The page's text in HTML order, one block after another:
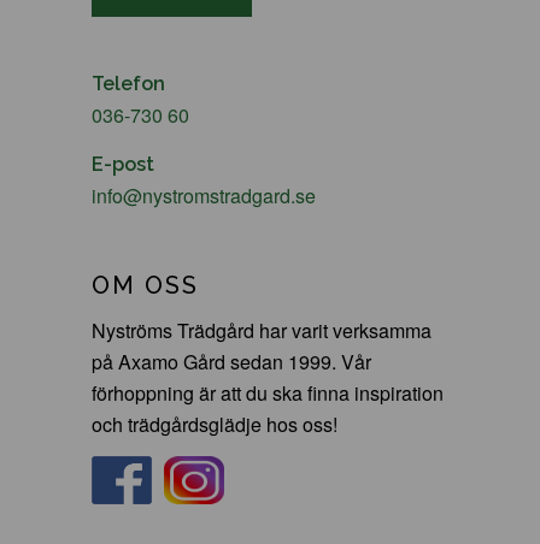
Telefon
036-730 60
E-post
info@nystromstradgard.se
OM OSS
Nyströms Trädgård har varit verksamma
på Axamo Gård sedan 1999. Vår
förhoppning är att du ska finna inspiration
och trädgårdsglädje hos oss!